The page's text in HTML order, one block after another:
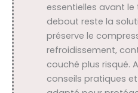
essentielles avant
debout reste la
préserve le
refroidissement,
couché plus risqué.
conseils pratiques